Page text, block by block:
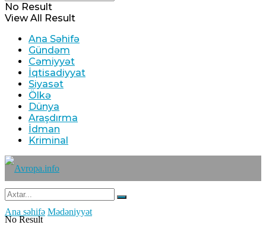
No Result
View All Result
Ana Səhifə
Gündəm
Cəmiyyət
İqtisadiyyat
Siyasət
Ölkə
Dünya
Araşdırma
İdman
Kriminal
No Result
Ana səhifə Mədəniyyət